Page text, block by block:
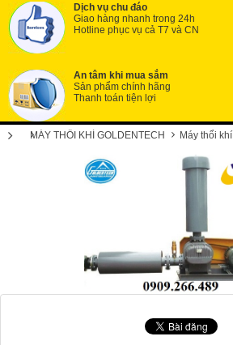
Dịch vụ chu đáo
Giao hàng nhanh trong 24h
Hotline phục vụ cả T7 và CN
An tâm khi mua sắm
Sản phẩm chính hãng
Thanh toán tiện lợi
MÁY THỔI KHÍ GOLDENTECH Máy thổi khí